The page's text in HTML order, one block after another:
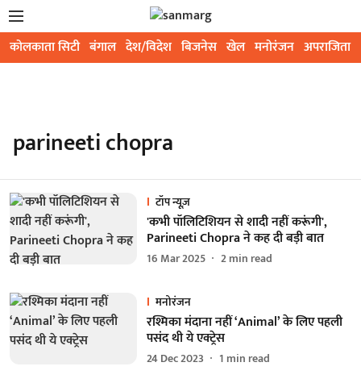
कोलकाता सिटी बंगाल देश/विदेश बिजनेस खेल मनोरंजन अपराजिता
parineeti chopra
टॉप न्यूज़
'कभी पॉलिटिशियन से शादी नहीं करूंगी',
Parineeti Chopra ने कह दी बड़ी बात
16 Mar 2025 2min read
मनोरंजन
रश्मिका मंदाना नहीं ‘Animal’ के लिए पहली
पसंद थी ये एक्ट्रेस
24 Dec 2023 1 min read